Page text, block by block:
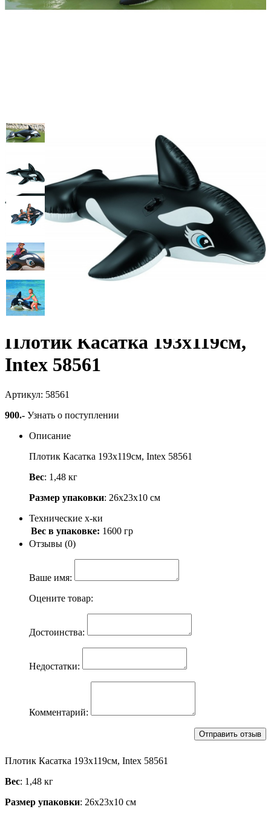
Плотик Касатка 193х119см,
Intex 58561
Артикул: 58561
900.- Узнать о поступлении
Описание
Плотик Касатка 193х119см, Intex 58561
Вес: 1,48 кг
Размер упаковки: 26х23х10 см
Технические х-ки
Вес в упаковке: 1600 гр
Отзывы (0)
Ваше имя:
Оцените товар:
Достоинства:
Недостатки:
Комментарий:
Плотик Касатка 193х119см, Intex 58561
Вес: 1,48 кг
Размер упаковки: 26х23х10 см